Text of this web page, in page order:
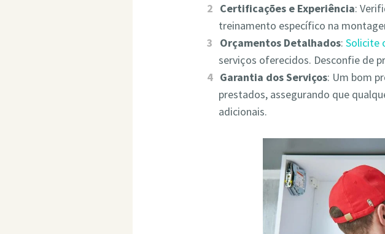
Certificações e Experiência:
treinamento específico na
Orçamentos Detalhados:Solicite
serviços oferecidos. Desconfie de
Garantia dos Serviços: Um bom
prestados, assegurando que
adicionais.